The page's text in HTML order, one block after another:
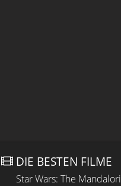
DIE BESTEN FILME
Star Wars: The